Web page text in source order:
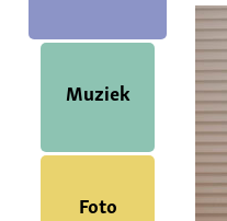
Muziek
Foto